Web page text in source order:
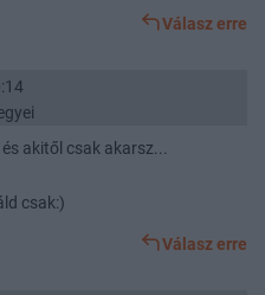
Válasz erre
akitől csak akarsz...
csak:)
Válasz erre